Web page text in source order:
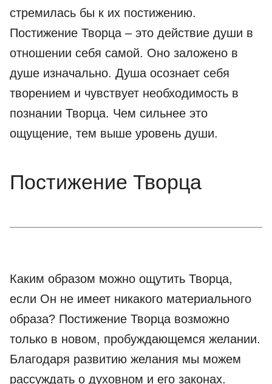
стремилась бы к их постижению.
Постижение Творца – это действие души в
отношении себя самой. Оно заложено в
душе изначально. Душа осознает себя
творением и чувствует необходимость в
познании Творца. Чем сильнее это
ощущение, тем выше уровень души.
Постижение Творца
Каким образом можно ощутить Творца,
если Он не имеет никакого материального
образа? Постижение Творца возможно
только в новом, пробуждающемся желании.
Благодаря развитию желания мы можем
рассуждать о духовном и его законах.